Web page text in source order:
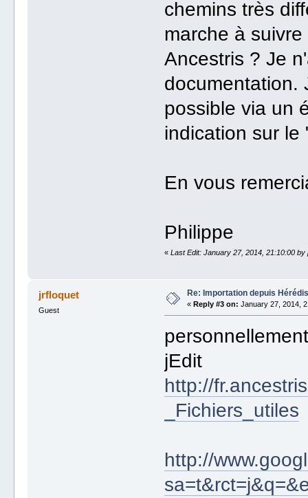
chemins très
marche à
Ancestris ? Je
documentation.
possible via un
indication sur le
En vous
Philippe
«Last Edit: January 27, 2014, 21:10:00 by
jrfloquet
Guest
Re: Importation depuis Hérédis
« Reply #3 on: January 27, 2014,
jEdit
http://
_Fichiers_utiles
http://